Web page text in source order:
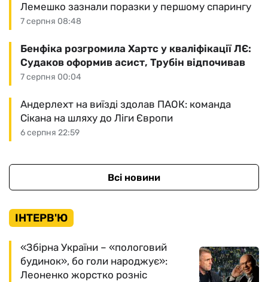
7 серпня 08:48
Лемешко зазнали поразки у першому спарингу
7 серпня 00:04
Бенфіка розгромила Хартс у кваліфікації ЛЄ:
Судаков оформив асист, Трубін відпочивав
6 серпня 22:59
Андерлехт на виїзді здолав ПАОК: команда
Сікана на шляху до Ліги Європи
Всі новини
ІНТЕРВ'Ю
«Збірна України – «пологовий
будинок», бо голи народжує»:
Леоненко жорстко розніс